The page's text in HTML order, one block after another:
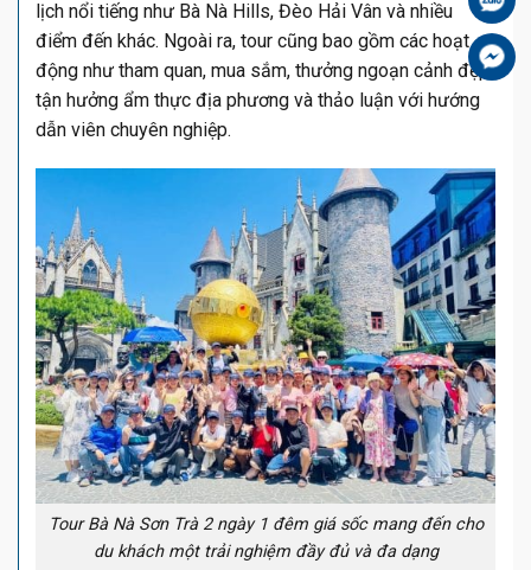
lịch nổi tiếng như Bà Nà Hills, Đèo Hải Vân và nhiều
điểm đến khác. Ngoài ra, tour cũng bao gồm các hoạt
động như tham quan, mua sắm, thưởng ngoạn cảnh đẹp,
tận hưởng ẩm thực địa phương và thảo luận với hướng
dẫn viên chuyên nghiệp.
Tour Bà Nà Sơn Trà 2 ngày 1 đêm giá sốc mang đến cho
du khách một trải nghiệm đầy đủ và đa dạng